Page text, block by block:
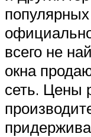
всего не
окна
сеть. Цены